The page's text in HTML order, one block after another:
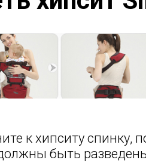
к хипситу спинку,
быть